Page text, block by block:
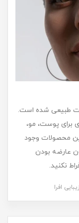
طبیعی شده است.
پوست، مو،
محصولات وجود
عارضه بودن
نکنید.
افرا